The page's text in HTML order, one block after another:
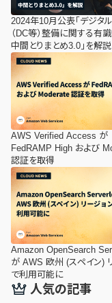
2024年10月公表「デジタ
（DC等）整備に関する有
中間とりまとめ3.0」を解説
AWS Verified Access が
FedRAMP High および
認証を取得
Amazon OpenSearch
が AWS 欧州 (スペイン)
で利用可能に
人気の記事